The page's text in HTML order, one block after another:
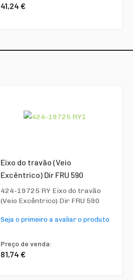
41,24 €
Eixo do travão (Veio
Excêntrico) Dir FRU 590
424-19725 RY Eixo do travão
(Veio Excêntrico) Dir FRU 590
Seja o primeiro a avaliar o produto
Preço de venda:
81,74 €